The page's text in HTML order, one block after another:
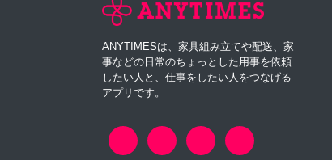
ANYTIMESは、家具組み立てや配送、家
事などの日常のちょっとした用事を依頼
したい人と、仕事をしたい人をつなげる
アプリです。